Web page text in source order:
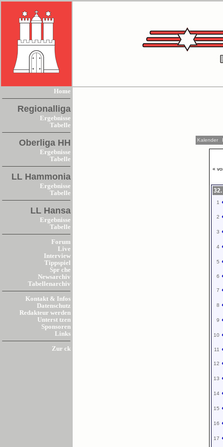
Home
Regionalliga
Ergebnisse
Tabelle
Oberliga HH
Ergebnisse
Tabelle
LL Hammonia
Ergebnisse
Tabelle
LL Hansa
Ergebnisse
Tabelle
Forum
Live
Interview
Tippspiel
Spr che
Newsarchiv
Tabellenarchiv
Kontakt & Infos
Datenschutz
Redakteur werden
Unterst tzen
Sponsoren
Links
Zur ck
Kalender
«
1
2
3
4
5
6
7
8
9
10
11
12
13
14
15
16
17